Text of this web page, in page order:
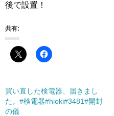
後で設置！
共有:
買い直した検電器、届きまし
た。#検電器#hioki#3481#開封
の儀